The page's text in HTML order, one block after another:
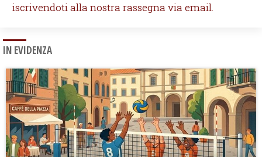
iscrivendoti alla nostra rassegna via email.
IN EVIDENZA